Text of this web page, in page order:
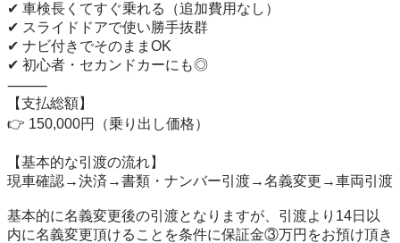
✔ 車検長くてすぐ乗れる（追加費用なし）
✔ スライドドアで使い勝手抜群
✔ ナビ付きでそのままOK
✔ 初心者・セカンドカーにも◎
⸻
【支払総額】
👉 150,000円（乗り出し価格）
【基本的な引渡の流れ】
現車確認→決済→書類・ナンバー引渡→名義変更→車両引渡
基本的に名義変更後の引渡となりますが、引渡より14日以
内に名義変更頂けることを条件に保証金③万円をお預け頂き